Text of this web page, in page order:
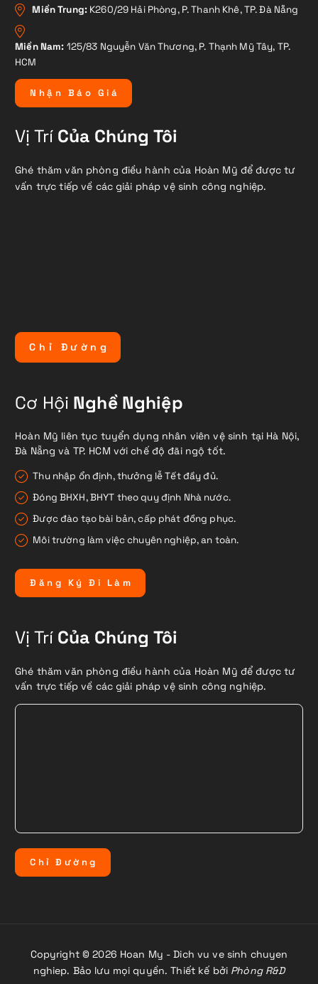
Miền Trung: K260/29 Hải Phòng, P. Thanh Khê, TP. Đà Nẵng
Miền Nam: 125/83 Nguyễn Văn Thương, P. Thạnh Mỹ Tây, TP.
HCM
N hậ n B á o G i á
Vị TríCủa Chúng Tôi
Ghé thăm văn phòng điều hành của Hoàn Mỹ để được tư
vấn trực tiếp về các giải pháp vệ sinh công nghiệp.
C h ỉ Đ ư ờ n g
Cơ Hội Nghề Nghiệp
Hoàn Mỹ liên tục tuyển dụng nhân viên vệ sinh tại Hà Nội,
Đà Nẵng và TP. HCM với chế độ đãi ngộ tốt.
Thu nhập ổn định, thưởng lễ Tết đầy đủ.
Đóng BHXH, BHYT theo quy định Nhà nước.
Được đào tạo bài bản, cấp phát đồng phục.
Môi trường làm việc chuyên nghiệp, an toàn.
Đ ă n g Ký Đ i L à m
Vị TríCủa Chúng Tôi
Ghé thăm văn phòng điều hành của Hoàn Mỹ để được tư
vấn trực tiếp về các giải pháp vệ sinh công nghiệp.
C hỉ Đ ườ ng
Copyright © 2026 Hoan My - Dich vu ve sinh chuyen
nghiep. Bảo lưu mọi quyền. Thiết kế bởi Phòng R&D